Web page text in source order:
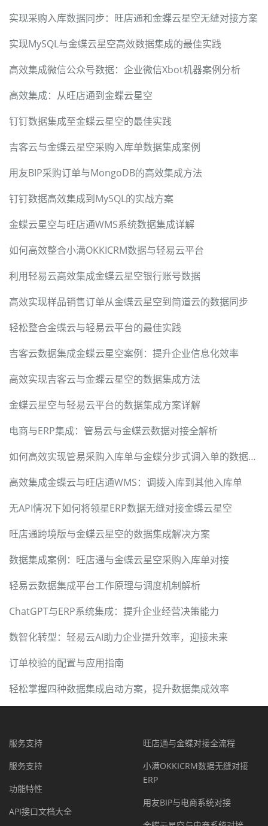
实现采购入库数据同步：旺店通和金蝶云星空无缝对接方案
实现MySQL与金蝶云星空高效数据集成的最佳实践
高效集成微信公众号数据：企业微信Xbot机器案例分析
高效集成：从旺店通到金蝶云星空
钉钉数据集成至金蝶云星空的最佳实践
吉客云与金蝶云星空采购入库单数据集成案例
用友BIP采购订单与MongoDB的高效集成方法
钉钉数据高效集成到MySQL的实战方案
金蝶云星空与旺店通WMS系统数据集成详解
如何高效整合小满OKKICRM数据与轻易云平台
利用轻易云高效集成金蝶云星空银行账号数据
高效实现样品销售订单从金蝶云星空到简道云的数据同步
轻松整合金蝶云与轻易云平台的最佳实践
吉客云数据集成金蝶云星空案例：提升企业信息化效率
高效实现吉客云与金蝶云星空的数据集成方法
金蝶云星空与轻易云平台的数据集成方案详解
电商与ERP集成：管易云与金蝶云数据对接全解析
如何高效实现管易采购入库单与金蝶分步式调入单的数据对接？
高效集成金蝶云与旺店通WMS：调拨入库到其他入库单
无API情况下如何将领星ERP数据无缝对接金蝶云星空
旺店通跨境版与金蝶云星空的数据集成解决方案
数据集成案例：旺店通与金蝶云星空采购入库单对接
轻易云数据集成平台工作原理与调度机制解析
ChatGPT与ERP系统集成：提升企业经营决策能力
数智化转型：轻易云AI助力企业提升效率，迎接未来
订单校验的配置与应用指南
轻松掌握四种数据集成启动方案，提升数据集成效率
服务支持
服务支持
功能特性
API接口文档大全
旺店通与金蝶对接全流程
小满OKKICRM数据无缝对接
ERP
用友BIP与电商系统对接